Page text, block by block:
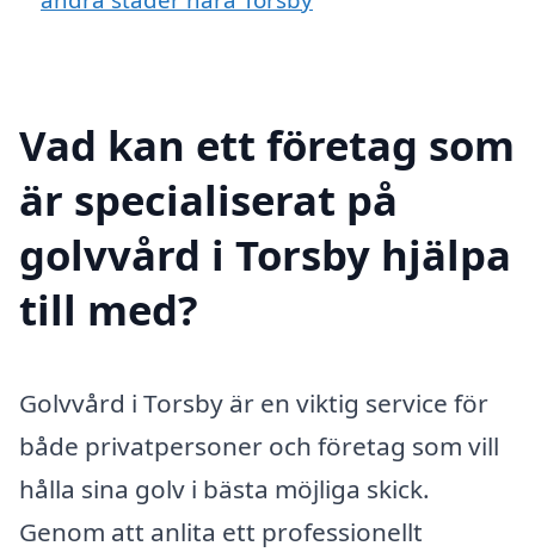
Vad kan ett företag som
är specialiserat på
golvvård i Torsby hjälpa
till med?
Golvvård i Torsby är en viktig service för
både privatpersoner och företag som vill
hålla sina golv i bästa möjliga skick.
Genom att anlita ett professionellt